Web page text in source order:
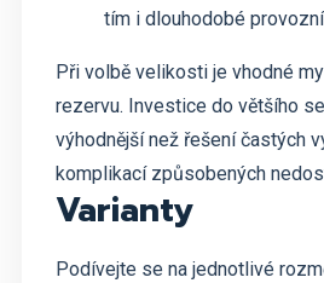
tím i dlouhodobé
Při volbě velikosti je vhodné
rezervu. Investice do většího
výhodnější než řešení častých
komplikací způsobených
Varianty
Podívejte se na jednotlivé